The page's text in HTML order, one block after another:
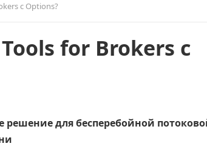
с Options?
for Brokers с
для бесперебойной